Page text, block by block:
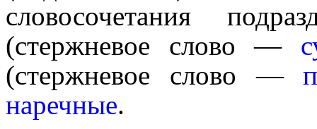
слово­со­че­та­ния
(стержневое слово —
(стерж­не­вое слово —
наречные.